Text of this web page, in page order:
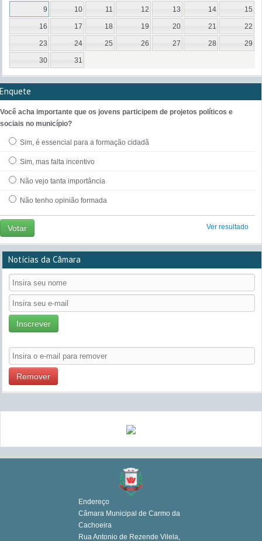
9 10 11 12 13 14 15
16 17 18 19 20 21 22
23 24 25 26 27 28 29
30 31
Enquete
Você acha importante que os jovens participem de projetos políticos e
sociais no município?
Sim, é essencial para a formação cidadã
Sim, mas falta incentivo
Não vejo tanta importância
Não tenho opinião formada
Votar Ver resultado
Notícias da Câmara
Inscrever
Remover
Endereço
Câmara Municipal de Carmo da
Cachoeira
Rua Antonio de Rezende Vilela,